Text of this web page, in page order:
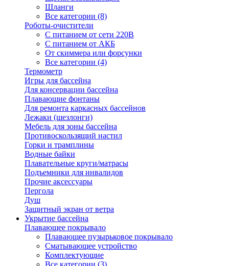
Шланги
Все категории (8)
Роботы-очистители
С питанием от сети 220В
С питанием от АКБ
От скиммера или форсунки
Все категории (4)
Термометр
Игры для бассейна
Для консервации бассейна
Плавающие фонтаны
Для ремонта каркасных бассейнов
Лежаки (шезлонги)
Мебель для зоны бассейна
Противоскользящий настил
Горки и трамплины
Водные байки
Плавательные круги/матрасы
Подъемники для инвалидов
Прочие аксессуары
Пергола
Душ
Защитный экран от ветра
Укрытие бассейна
Плавающее покрывало
Плавающее пузырьковое покрывало
Сматывающее устройство
Комплектующие
Все категории (3)